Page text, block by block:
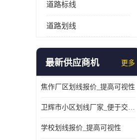
道路标线
道路划线
最新供应商机 更多
焦作厂区划线报价_提高可视性
卫辉市小区划线厂家_便于交通管理
学校划线报价_提高可视性